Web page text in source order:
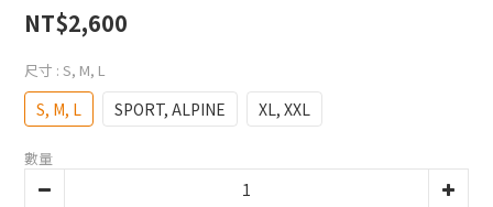
NT$2,600
尺寸 : S, M, L
S, M, L SPORT, ALPINE XL, XXL
數量